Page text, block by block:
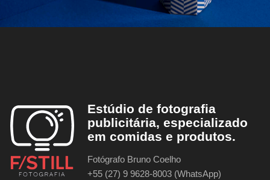
Estúdio de fotografia
publicitária, especializado
em comidas e produtos.
Fotógrafo Bruno Coelho
+55 (27) 9 9628-8003 (WhatsApp)